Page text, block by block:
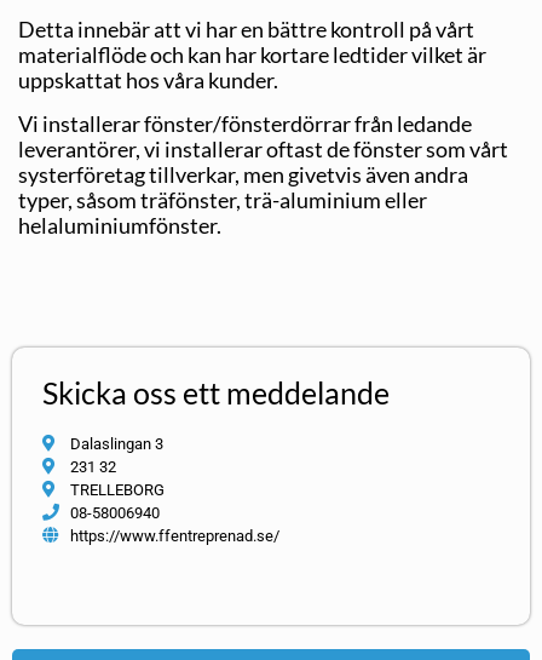
Detta innebär att vi har en bättre kontroll på vårt
materialflöde och kan har kortare ledtider vilket är
uppskattat hos våra kunder.
Vi installerar fönster/fönsterdörrar från ledande
leverantörer, vi installerar oftast de fönster som vårt
systerföretag tillverkar, men givetvis även andra
typer, såsom träfönster, trä-aluminium eller
helaluminiumfönster.
Skicka oss ett meddelande
Dalaslingan 3
231 32
TRELLEBORG
08-58006940
https://www.ffentreprenad.se/